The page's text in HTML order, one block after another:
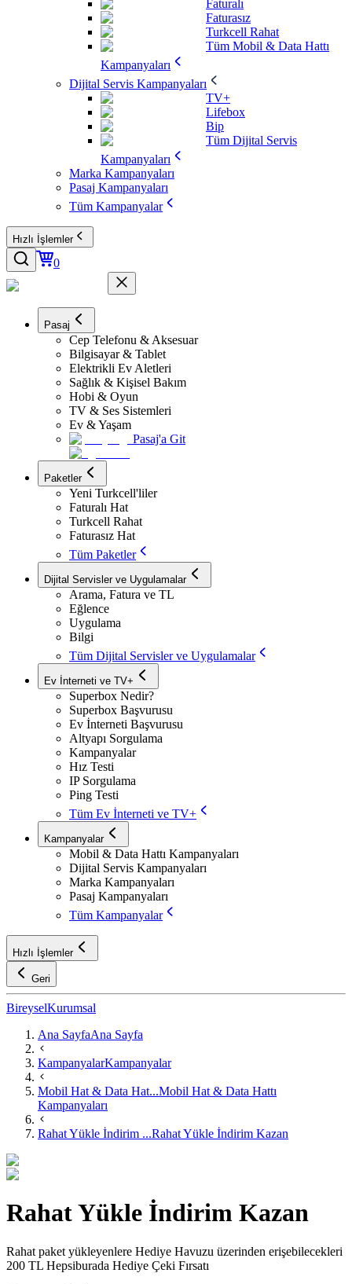
Faturalı
Faturasız
Turkcell Rahat
Tüm Mobil & Data Hattı
Kampanyaları
Dijital Servis Kampanyaları
TV+
Lifebox
Bip
Tüm Dijital Servis
Kampanyaları
Marka Kampanyaları
Pasaj Kampanyaları
Tüm Kampanyalar
Hızlı İşlemler
0
Pasaj
Cep Telefonu & Aksesuar
Bilgisayar & Tablet
Elektrikli Ev Aletleri
Sağlık & Kişisel Bakım
Hobi & Oyun
TV & Ses Sistemleri
Ev & Yaşam
Pasaj'a Git
Paketler
Yeni Turkcell'liler
Faturalı Hat
Turkcell Rahat
Faturasız Hat
Tüm Paketler
Dijital Servisler ve Uygulamalar
Arama, Fatura ve TL
Eğlence
Uygulama
Bilgi
Tüm Dijital Servisler ve Uygulamalar
Ev İnterneti ve TV+
Superbox Nedir?
Superbox Başvurusu
Ev İnterneti Başvurusu
Altyapı Sorgulama
Kampanyalar
Hız Testi
IP Sorgulama
Ping Testi
Tüm Ev İnterneti ve TV+
Kampanyalar
Mobil & Data Hattı Kampanyaları
Dijital Servis Kampanyaları
Marka Kampanyaları
Pasaj Kampanyaları
Tüm Kampanyalar
Hızlı İşlemler
Geri
BireyselKurumsal
Ana SayfaAna Sayfa
KampanyalarKampanyalar
Mobil Hat & Data Hat...Mobil Hat & Data Hattı
Kampanyaları
Rahat Yükle İndirim ...Rahat Yükle İndirim Kazan
Rahat Yükle İndirim Kazan
Rahat paket yükleyenlere Hediye Havuzu üzerinden erişebilecekleri
200 TL Hepsiburada Hediye Çeki Fırsatı